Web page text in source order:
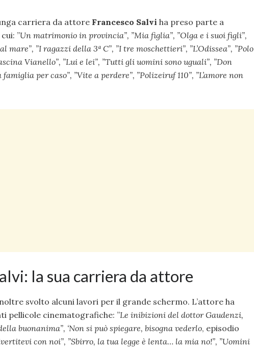
carriera da attore Francesco Salvi ha preso parte a
”Un matrimonio in provincia”, ”Mia figlia”, ”Olga e i suoi figli”,
mare”, ”I ragazzi della 3ª C”, ”I tre moschettieri”, ”L’Odissea”, ”Polo
Vianello”, ”Lui e lei”, ”Tutti gli uomini sono uguali”, ”Don
famiglia per caso”, ”Vite a perdere”, ”Polizeiruf 110”, ”L’amore non
la sua carriera da attore
svolto alcuni lavori per il grande schermo. L’attore ha
pellicole cinematografiche: ”Le inibizioni del dottor Gaudenzi,
buonanima”, ‘Non si può spiegare, bisogna vederlo, episodio
con noi”, ”Sbirro, la tua legge è lenta… la mia no!”, ”Uomini